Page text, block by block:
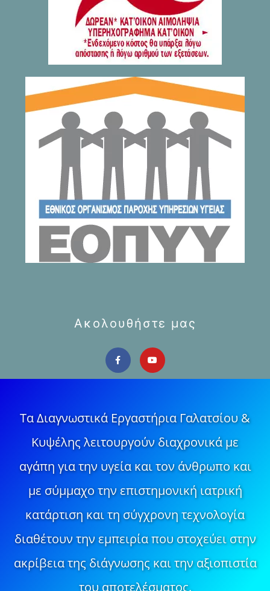
Ακολουθήστε μας
Τα Διαγνωστικά Εργαστήρια Γαλατσίου &
Κυψέλης λειτουργούν διαχρονικά με
αγάπη για την υγεία και τον άνθρωπο και
με σύμμαχο την επιστημονική ιατρική
κατάρτιση και τη σύγχρονη τεχνολογία
διαθέτουν την εμπειρία που στοχεύει στην
ακρίβεια της διάγνωσης και την αξιοπιστία
του αποτελέσματος.